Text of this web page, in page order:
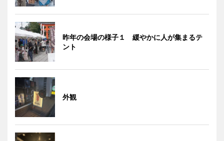
昨年の会場の様子１ 緩やかに人が集まるテ
ント
外観